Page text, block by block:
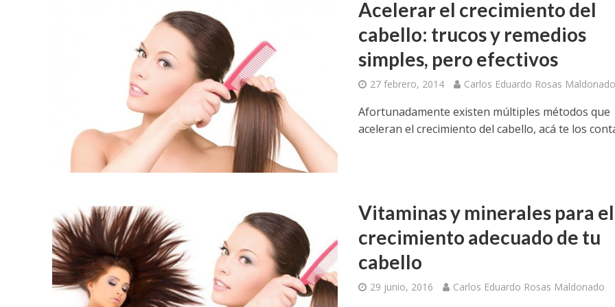
Acelerar el crecimiento del
cabello: trucos y remedios
simples, pero efectivos
27 febrero, 2014 Carlos Eduardo Rosas Maldonado
Afortunadamente existen múltiples métodos que
aceleran el crecimiento del cabello, acá te los
Vitaminas y minerales para el
crecimiento adecuado de tu
cabello
29 junio, 2016 Carlos Eduardo Rosas Maldonado